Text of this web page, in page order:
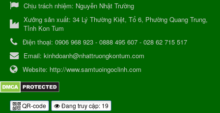
Chịu trách nhiệm: Nguyễn Nhật Trường
Xưởng sản xuất: 34 Lý Thường Kiệt, Tổ 6, Phường Quang Trung,
Tỉnh Kon Tum
Điện thoại: 0906 968 923 - 0888 495 607 - 028 62 715 517
Email: kinhdoanh@nhattruongkontum.com
Website: http://www.samtuoingoclinh.com
QR-code Đang truy cập: 19